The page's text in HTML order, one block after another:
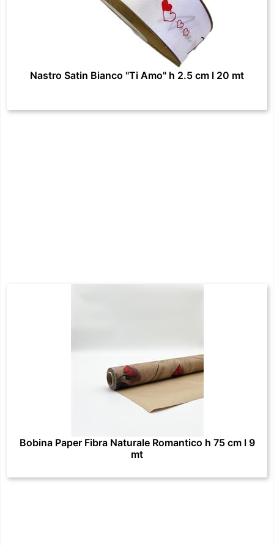
Nastro Satin Bianco "Ti Amo" h 2.5 cm l 20 mt
Bobina Paper Fibra Naturale Romantico h 75 cm l 9
mt